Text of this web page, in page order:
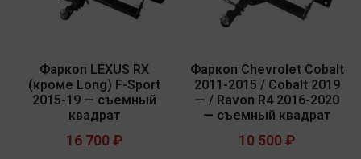
Фаркоп LEXUS RX
(кроме Long) F-Sport
2015-19 — съемный
квадрат
16 700 ₽
Фаркоп Chevrolet Cobalt
2011-2015 / Cobalt 2019
— / Ravon R4 2016-2020
— съемный квадрат
10 500 ₽